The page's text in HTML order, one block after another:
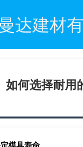
达建材
如何选择耐用